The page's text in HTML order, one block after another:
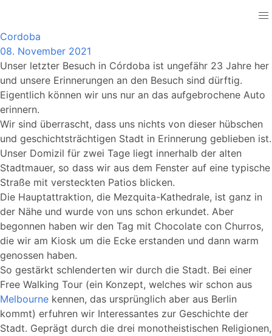
Cordoba
08. November 2021
Unser letzter Besuch in Córdoba ist ungefähr 23 Jahre her
und unsere Erinnerungen an den Besuch sind dürftig.
Eigentlich können wir uns nur an das aufgebrochene Auto
erinnern.
Wir sind überrascht, dass uns nichts von dieser hübschen
und geschichtsträchtigen Stadt in Erinnerung geblieben ist.
Unser Domizil für zwei Tage liegt innerhalb der alten
Stadtmauer, so dass wir aus dem Fenster auf eine typische
Straße mit versteckten Patios blicken.
Die Hauptattraktion, die Mezquita-Kathedrale, ist ganz in
der Nähe und wurde von uns schon erkundet. Aber
begonnen haben wir den Tag mit Chocolate con Churros,
die wir am Kiosk um die Ecke erstanden und dann warm
genossen haben.
So gestärkt schlenderten wir durch die Stadt. Bei einer
Free Walking Tour (ein Konzept, welches wir schon aus
Melbourne kennen, das ursprünglich aber aus Berlin
kommt) erfuhren wir Interessantes zur Geschichte der
Stadt. Geprägt durch die drei monotheistischen Religionen,